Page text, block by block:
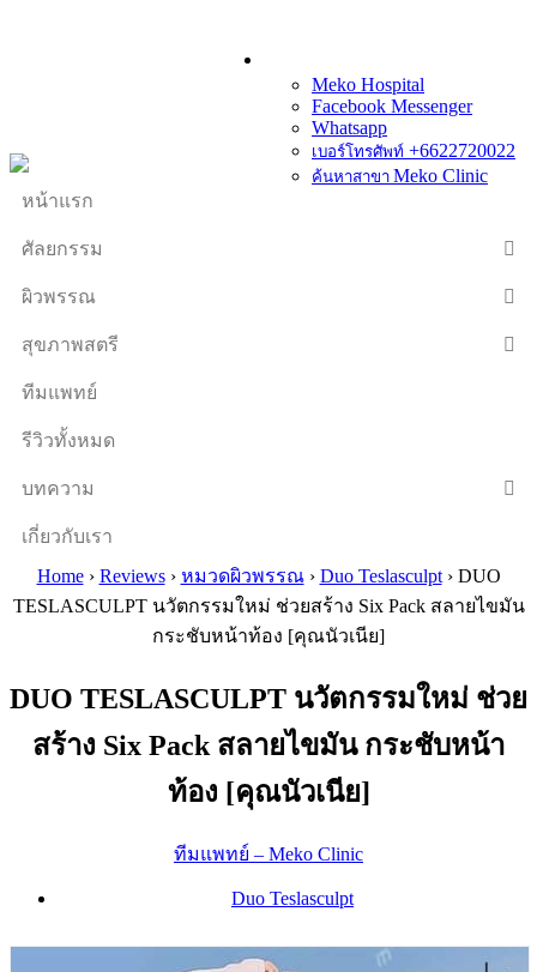
Meko Hospital
Facebook Messenger
Whatsapp
เบอร์โทรศัพท์ +6622720022
ค้นหาสาขา Meko Clinic
หน้าแรก
ศัลยกรรม
ผิวพรรณ
สุขภาพสตรี
ทีมแพทย์
รีวิวทั้งหมด
บทความ
เกี่ยวกับเรา
Home› Reviews› หมวดผิวพรรณ› Duo Teslasculpt› DUO
TESLASCULPT นวัตกรรมใหม่ ช่วยสร้าง Six Pack สลายไขมัน
กระชับหน้าท้อง [คุณนัวเนีย]
DUO TESLASCULPT นวัตกรรมใหม่ ช่วย
สร้าง Six Pack สลายไขมัน กระชับหน้า
ท้อง [คุณนัวเนีย]
ทีมแพทย์ – Meko Clinic
Duo Teslasculpt